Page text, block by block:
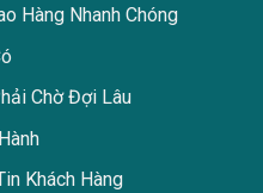
Hàng Nhanh Chóng
Chờ Đợi Lâu
Khách Hàng